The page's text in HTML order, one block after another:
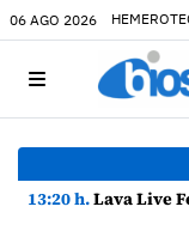
06 AGO 2026
13:20 h.Lava Live Festival se